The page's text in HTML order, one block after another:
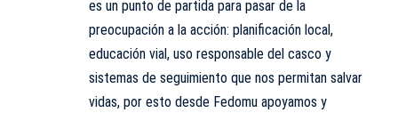
es un punto de partida para pasar de la
preocupación a la acción: planificación local,
educación vial, uso responsable del casco y
sistemas de seguimiento que nos permitan salvar
vidas, por esto desde Fedomu apoyamos y